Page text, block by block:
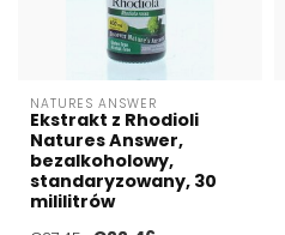
NATURES ANSWER
Ekstrakt z Rhodioli
Natures Answer,
bezalkoholowy,
standaryzowany, 30
mililitrów